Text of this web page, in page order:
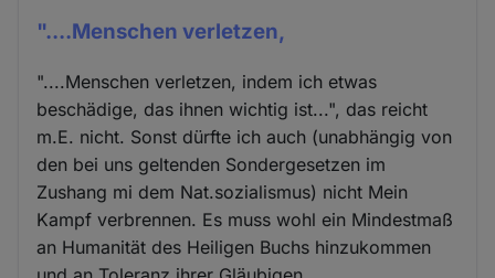
"....Menschen verletzen,
"....Menschen verletzen, indem ich etwas
beschädige, das ihnen wichtig ist...", das reicht
m.E. nicht. Sonst dürfte ich auch (unabhängig von
den bei uns geltenden Sondergesetzen im
Zushang mi dem Nat.sozialismus) nicht Mein
Kampf verbrennen. Es muss wohl ein Mindestmaß
an Humanität des Heiligen Buchs hinzukommen